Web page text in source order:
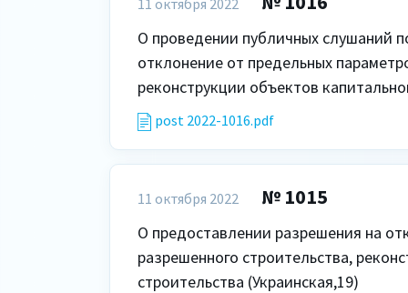
11 октября 2022
О проведении публичных слушаний
отклонение от предельных
реконструкции объектов
post 2022-1016.pdf
11 октября 2022 № 1015
О предоставлении разрешения на
разрешенного строительства,
строительства (Украинская,19)